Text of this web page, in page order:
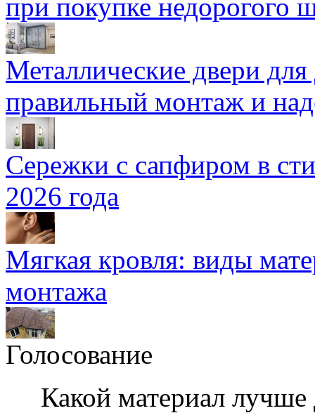
при покупке недорогого
Металлические двери
правильный монтаж и
Сережки с сапфиром в
2026 года
Мягкая кровля: виды
монтажа
Голосование
Какой материал